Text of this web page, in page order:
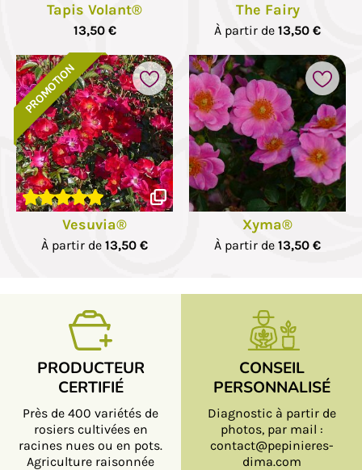
Tapis Volant®
13,50 €
The Fairy
À partir de 13,50 €
Vesuvia®
À partir de 13,50 €
PROMOTION
Xyma®
À partir de 13,50 €
PRODUCTEUR
CERTIFIÉ
Près de 400 variétés de
rosiers cultivées en
racines nues ou en pots.
Agriculture raisonnée
CONSEIL
PERSONNALISÉ
Diagnostic à partir de
photos, par mail :
contact@pepinieres-
dima.com